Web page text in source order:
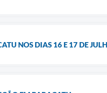
NOS DIAS 16 E 17 DE